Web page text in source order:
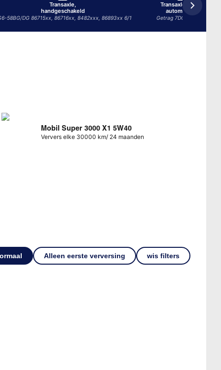
Transaxle,
handgeschakeld
58BG/DG 86715xx, 86716xx, 8482xxx, 86893xx 6/1
Transaxle, semi-
automatisch
Getrag 7DCT300 7/1
Mobil Super 3000 X1 5W40
Ververs elke 30000 km/ 24 maanden
Alleen eerste verversing wis filters